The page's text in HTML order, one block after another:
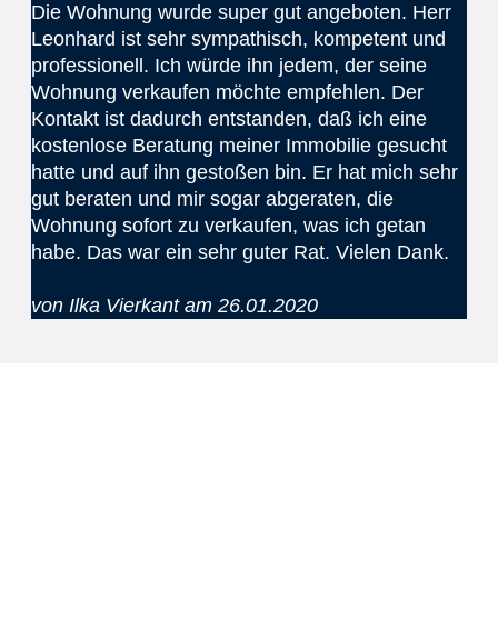
Die Wohnung wurde super gut angeboten. Herr
Leonhard ist sehr sympathisch, kompetent und
professionell. Ich würde ihn jedem, der seine
Wohnung verkaufen möchte empfehlen. Der
Kontakt ist dadurch entstanden, daß ich eine
kostenlose Beratung meiner Immobilie gesucht
hatte und auf ihn gestoßen bin. Er hat mich sehr
gut beraten und mir sogar abgeraten, die
Wohnung sofort zu verkaufen, was ich getan
habe. Das war ein sehr guter Rat. Vielen Dank.
von Ilka Vierkant am 26.01.2020